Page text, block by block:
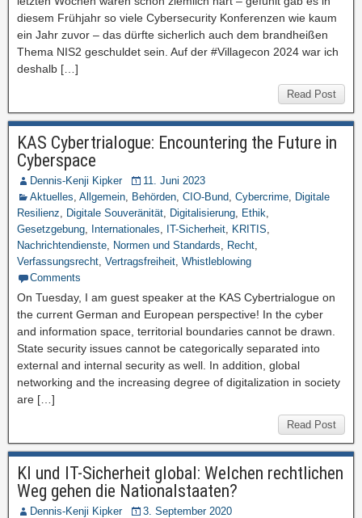
diesem Frühjahr so viele Cybersecurity Konferenzen wie kaum
ein Jahr zuvor – das dürfte sicherlich auch dem brandheißen
Thema NIS2 geschuldet sein. Auf der #Villagecon 2024 war ich
deshalb […]
Read Post
KAS Cybertrialogue: Encountering the Future in
Cyberspace
Dennis-Kenji Kipker
11. Juni 2023
Aktuelles, Allgemein, Behörden, CIO-Bund, Cybercrime, Digitale
Resilienz, Digitale Souveränität, Digitalisierung, Ethik,
Gesetzgebung, Internationales, IT-Sicherheit, KRITIS,
Nachrichtendienste, Normen und Standards, Recht,
Verfassungsrecht, Vertragsfreiheit, Whistleblowing
Comments
On Tuesday, I am guest speaker at the KAS Cybertrialogue on
the current German and European perspective! In the cyber
and information space, territorial boundaries cannot be drawn.
State security issues cannot be categorically separated into
external and internal security as well. In addition, global
networking and the increasing degree of digitalization in society
are […]
Read Post
KI und IT-Sicherheit global: Welchen rechtlichen
Weg gehen die Nationalstaaten?
Dennis-Kenji Kipker
3. September 2020